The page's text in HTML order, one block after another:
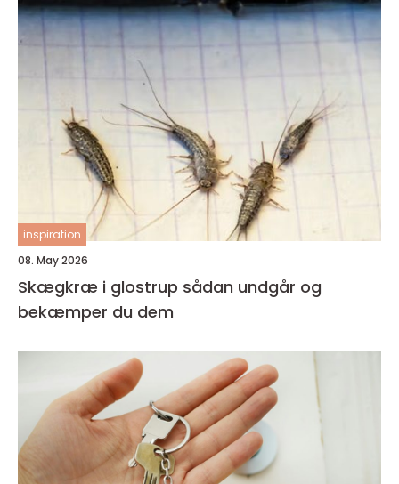
inspiration
08. May 2026
Skægkræ i glostrup sådan undgår og
bekæmper du dem